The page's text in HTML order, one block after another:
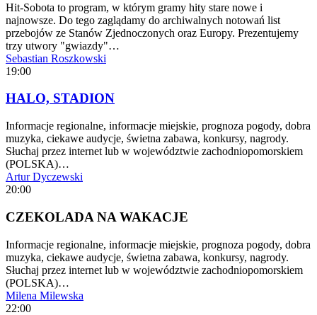
Hit-Sobota to program, w którym gramy hity stare nowe i
najnowsze. Do tego zaglądamy do archiwalnych notowań list
przebojów ze Stanów Zjednoczonych oraz Europy. Prezentujemy
trzy utwory "gwiazdy"…
Sebastian Roszkowski
19:00
HALO, STADION
Informacje regionalne, informacje miejskie, prognoza pogody, dobra
muzyka, ciekawe audycje, świetna zabawa, konkursy, nagrody.
Słuchaj przez internet lub w województwie zachodniopomorskiem
(POLSKA)…
Artur Dyczewski
20:00
CZEKOLADA NA WAKACJE
Informacje regionalne, informacje miejskie, prognoza pogody, dobra
muzyka, ciekawe audycje, świetna zabawa, konkursy, nagrody.
Słuchaj przez internet lub w województwie zachodniopomorskiem
(POLSKA)…
Milena Milewska
22:00